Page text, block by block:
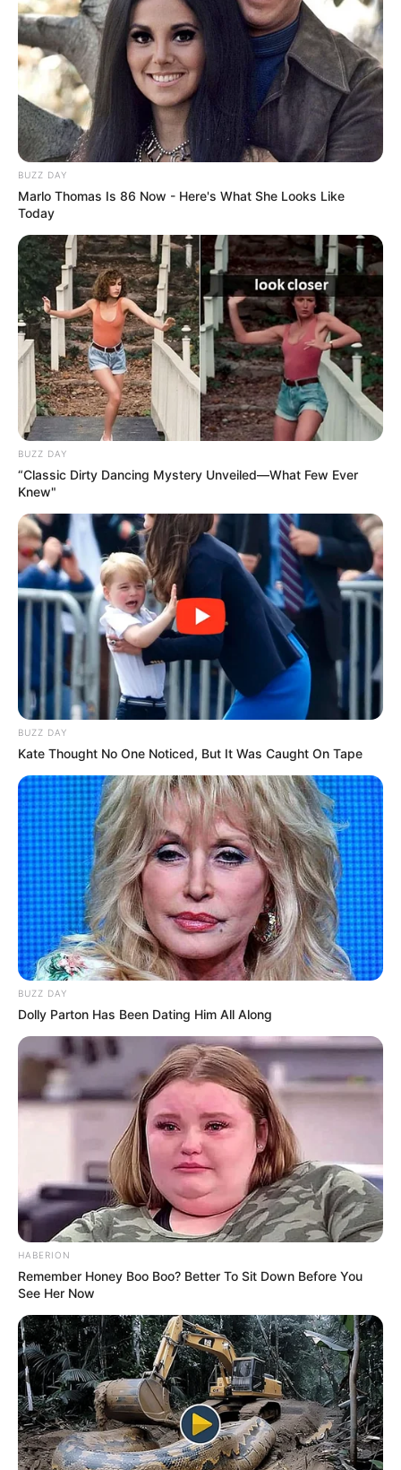
BUZZ DAY
Marlo Thomas Is 86 Now - Here's What She Looks Like
Today
BUZZ DAY
“Classic Dirty Dancing Mystery Unveiled—What Few Ever
Knew"
BUZZ DAY
Kate Thought No One Noticed, But It Was Caught On Tape
BUZZ DAY
Dolly Parton Has Been Dating Him All Along
HABERION
Remember Honey Boo Boo? Better To Sit Down Before You
See Her Now